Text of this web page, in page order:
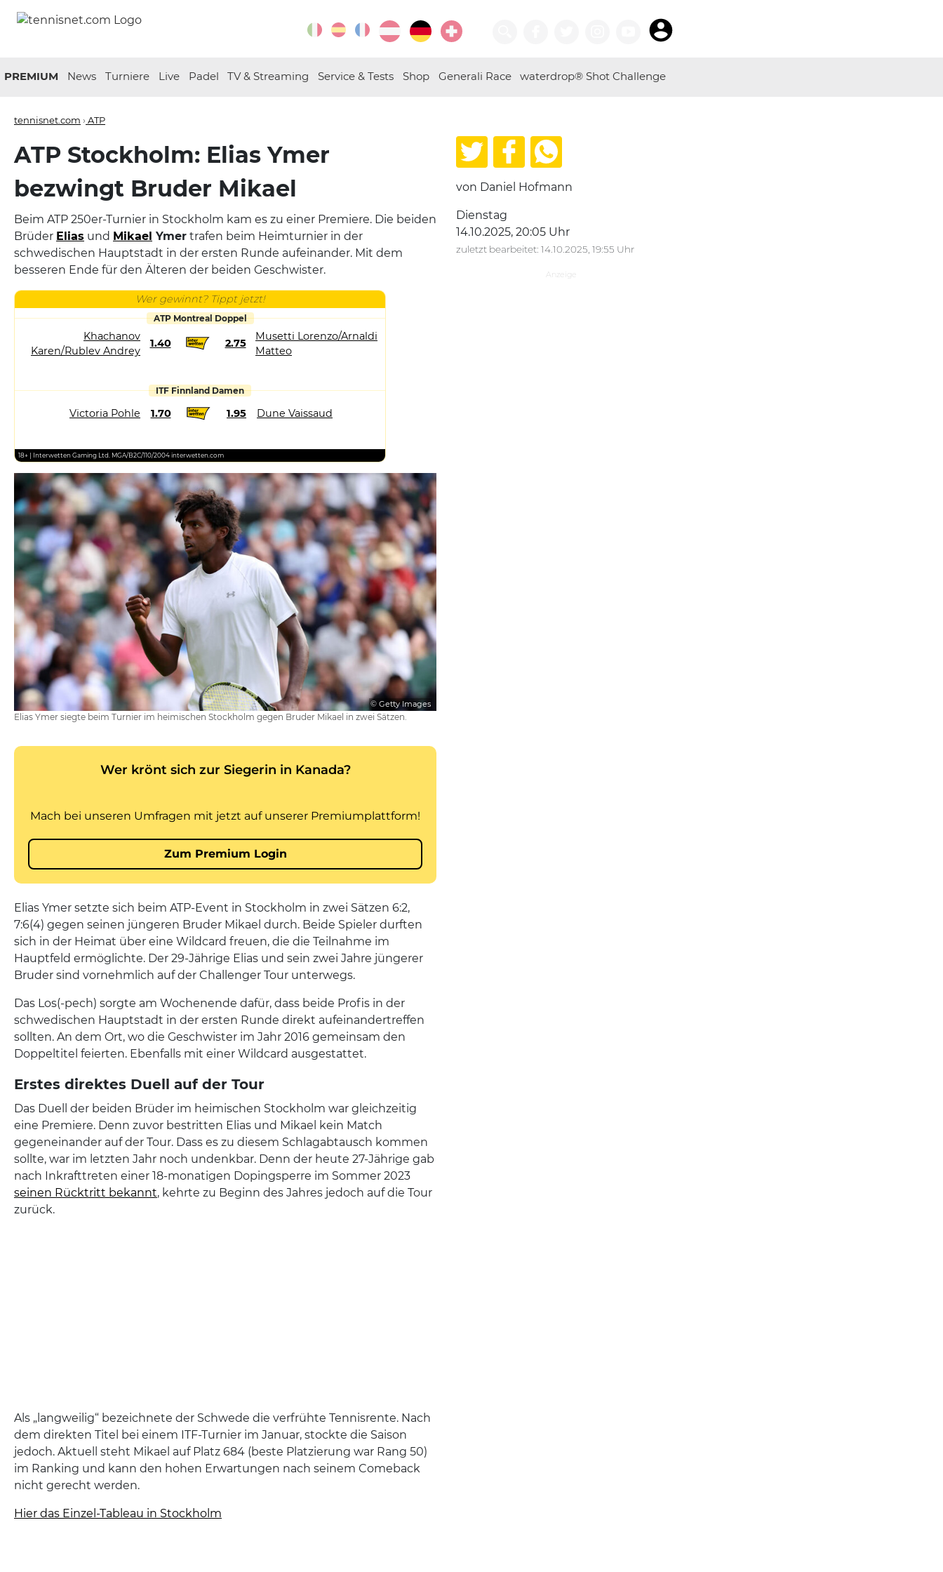
PREMIUM News Turniere Live Padel TV & Streaming Service & Tests Shop Generali Race waterdrop® Shot Challenge
tennisnet.com › ATP
ATP Stockholm: Elias Ymer
bezwingt Bruder Mikael
Beim ATP 250er-Turnier in Stockholm kam es zu einer Premiere. Die beiden
Brüder Elias und Mikael Ymer trafen beim Heimturnier in der
schwedischen Hauptstadt in der ersten Runde aufeinander. Mit dem
besseren Ende für den Älteren der beiden Geschwister.
Wer gewinnt? Tippt jetzt!
ATP Montreal Doppel
Khachanov
Karen/Rublev Andrey
1.40 2.75
Musetti Lorenzo/Arnaldi
Matteo
ITF Finnland Damen
Victoria Pohle 1.70 1.95 Dune Vaissaud
18+ | Interwetten Gaming Ltd. MGA/B2C/110/2004 interwetten.com
© Getty Images
Elias Ymer siegte beim Turnier im heimischen Stockholm gegen Bruder Mikael in zwei Sätzen.
Elias Ymer setzte sich beim ATP-Event in Stockholm in zwei Sätzen 6:2,
7:6(4) gegen seinen jüngeren Bruder Mikael durch. Beide Spieler durften
sich in der Heimat über eine Wildcard freuen, die die Teilnahme im
Hauptfeld ermöglichte. Der 29-Jährige Elias und sein zwei Jahre jüngerer
Bruder sind vornehmlich auf der Challenger Tour unterwegs.
Das Los(-pech) sorgte am Wochenende dafür, dass beide Profis in der
schwedischen Hauptstadt in der ersten Runde direkt aufeinandertreffen
sollten. An dem Ort, wo die Geschwister im Jahr 2016 gemeinsam den
Doppeltitel feierten. Ebenfalls mit einer Wildcard ausgestattet.
Erstes direktes Duell auf der Tour
Das Duell der beiden Brüder im heimischen Stockholm war gleichzeitig
eine Premiere. Denn zuvor bestritten Elias und Mikael kein Match
gegeneinander auf der Tour. Dass es zu diesem Schlagabtausch kommen
sollte, war im letzten Jahr noch undenkbar. Denn der heute 27-Jährige gab
nach Inkrafttreten einer 18-monatigen Dopingsperre im Sommer 2023
seinen Rücktritt bekannt, kehrte zu Beginn des Jahres jedoch auf die Tour
zurück.
Als „langweilig“ bezeichnete der Schwede die verfrühte Tennisrente. Nach
dem direkten Titel bei einem ITF-Turnier im Januar, stockte die Saison
jedoch. Aktuell steht Mikael auf Platz 684 (beste Platzierung war Rang 50)
im Ranking und kann den hohen Erwartungen nach seinem Comeback
nicht gerecht werden.
Hier das Einzel-Tableau in Stockholm
von Daniel Hofmann
Dienstag
14.10.2025, 20:05 Uhr
zuletzt bearbeitet: 14.10.2025, 19:55 Uhr